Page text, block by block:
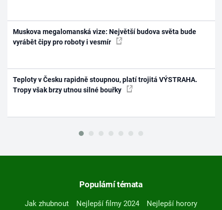
Muskova megalomanská vize: Největší budova světa bude
vyrábět čipy pro roboty i vesmír
Teploty v Česku rapidně stoupnou, platí trojitá VÝSTRAHA.
Tropy však brzy utnou silné bouřky
Populární témata
Jak zhubnout Nejlepší filmy 2024
Nejlepší horory